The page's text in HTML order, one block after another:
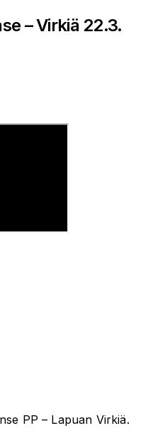
– Virkiä 22.3.
PP – Lapuan Virkiä.